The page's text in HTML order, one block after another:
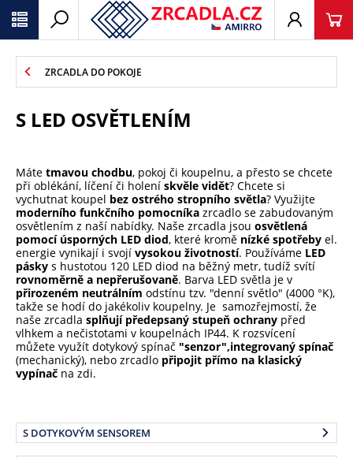
ZRCADLA DO POKOJE
S LED OSVĚTLENÍM
Máte tmavou chodbu, pokoj či koupelnu, a přesto se chcete
při oblékání, líčení či holení skvěle vidět? Chcete si
vychutnat koupel bez ostrého stropního světla? Využijte
moderního funkčního pomocníka zrcadlo se zabudovaným
osvětlením z naší nabídky. Naše zrcadla jsou osvětlená
pomocí úsporných LED diod, které kromě nízké spotřeby el.
energie vynikají i svojí vysokou životností. Používáme LED
pásky s hustotou 120 LED diod na běžný metr, tudíž svítí
rovnoměrně a nepřerušovaně. Barva LED světla je v
přirozeném neutrálním odstínu tzv. "denní světlo" (4000 °K),
takže se hodí do jakékoliv koupelny. Je samozřejmostí, že
naše zrcadla splňují předepsaný stupeň ochrany před
vlhkem a nečistotami v koupelnách IP44. K rozsvícení
můžete využít dotykový spínač "senzor",integrovaný spínač
(mechanický), nebo zrcadlo připojit přímo na klasický
vypínač na zdi.
S DOTYKOVÝM SENSOREM